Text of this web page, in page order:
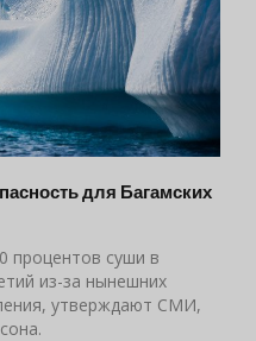
для Багамских
процентов суши в
из-за нынешних
утверждают СМИ,